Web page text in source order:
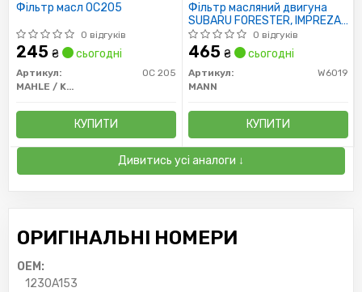
Фільтр масл OC205
0 відгуків
245 ₴ сьогодні
Артикул:
OC 205
MAHLE / KNECHT
КУПИТИ
Фільтр масляний двигуна
SUBARU FORESTER, IMPREZA
1.6, 2.0 10- (пр-во MANN)
0 відгуків
465 ₴ сьогодні
Артикул:
W6019
MANN
КУПИТИ
Дивитись усі аналоги ↓
ОРИГІНАЛЬНІ НОМЕРИ
OEM:
1230A153